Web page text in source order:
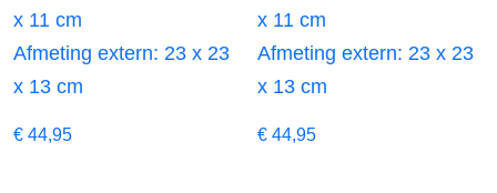
x 11 cm
Afmeting extern: 23 x 23
x 13 cm
€ 44,95
x 11 cm
Afmeting extern: 23 x 23
x 13 cm
€ 44,95